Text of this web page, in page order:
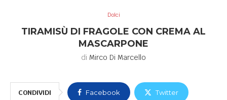
Dolci
TIRAMISÙ DI FRAGOLE CON CREMA AL
MASCARPONE
di Mirco Di Marcello
CONDIVIDI Facebook Twitter